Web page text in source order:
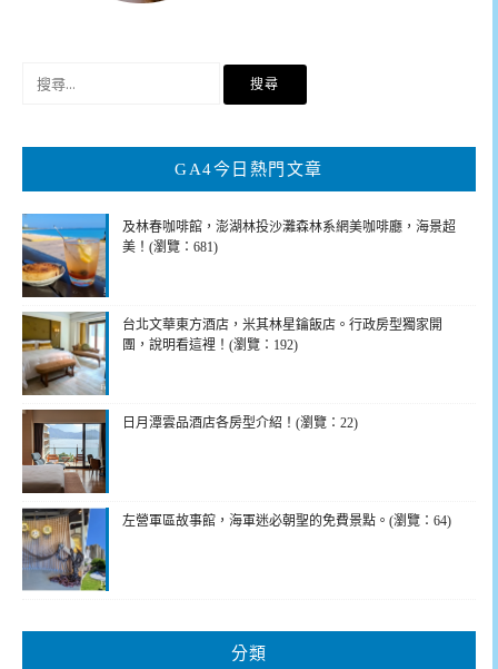
鍵
GA4今日熱門文章
及林春咖啡館，澎湖林投沙灘森林系網美咖啡廳，海景超
美！(瀏覽：681)
台北文華東方酒店，米其林星鑰飯店。行政房型獨家開
團，說明看這裡！(瀏覽：192)
日月潭雲品酒店各房型介紹！(瀏覽：22)
左營軍區故事館，海軍迷必朝聖的免費景點。(瀏覽：64)
分類